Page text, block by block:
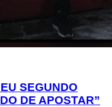
SEGUNDO
DE APOSTAR”